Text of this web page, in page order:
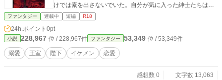
けでは素を出さないでいた。自分が気に入った紳士たちは
次々と床を共にして遊んでいる。性格も自分の思い通りにい
かないと気にくわないし､特に次女のアリアには罵倒を浴びせ
ている。服で見えない部分はジュリアの暴力行為で傷だらけ
だった。家族とこの家に支える人たちしか本当の事はしらな
い。皆んな止められないでいた。両親はジュリアの味方しか
しない。
ファンタジー 連載中 短編 R18
24h.ポイント 0pt
小説 228,967 位 / 228,967件 ファンタジー 53,349 位 / 53,349件
溺愛 王室 陛下 イケメン 恋愛
感想数 0
文字数 13,063